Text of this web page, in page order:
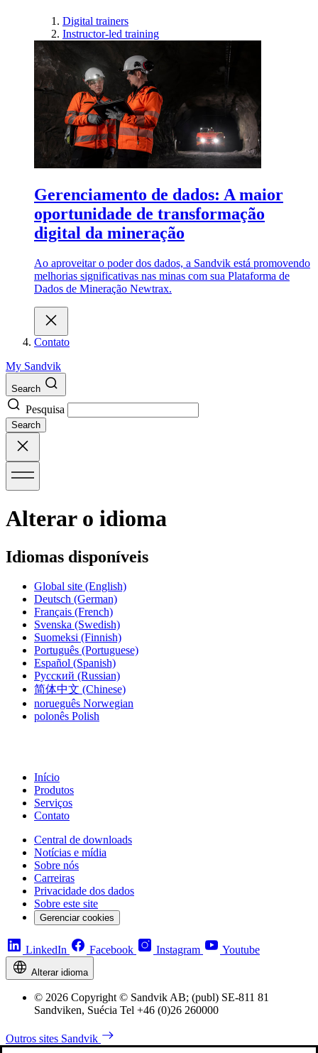
Digital trainers
Instructor-led training
Gerenciamento de dados: A maior
oportunidade de transformação
digital da mineração
Ao aproveitar o poder dos dados, a Sandvik está promovendo
melhorias significativas nas minas com sua Plataforma de
Dados de Mineração Newtrax.
Contato
My Sandvik
Search
Pesquisa
Search
Alterar o idioma
Idiomas disponíveis
Global site (English)
Deutsch (German)
Français (French)
Svenska (Swedish)
Suomeksi (Finnish)
Português (Portuguese)
Español (Spanish)
Русский (Russian)
简体中文 (Chinese)
norueguês Norwegian
polonês Polish
Início
Produtos
Serviços
Contato
Central de downloads
Notícias e mídia
Sobre nós
Carreiras
Privacidade dos dados
Sobre este site
Gerenciar cookies
LinkedIn Facebook Instagram Youtube
Alterar idioma
© 2026 Copyright © Sandvik AB; (publ) SE-811 81
Sandviken, Suécia Tel +46 (0)26 260000
Outros sites Sandvik